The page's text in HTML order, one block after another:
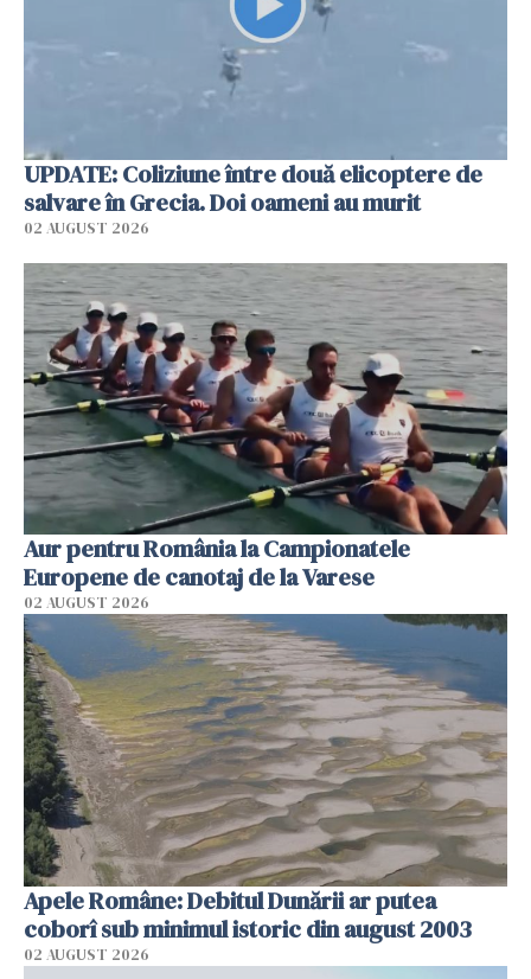
UPDATE: Coliziune între două elicoptere de
salvare în Grecia. Doi oameni au murit
02 AUGUST 2026
Aur pentru România la Campionatele
Europene de canotaj de la Varese
02 AUGUST 2026
Apele Române: Debitul Dunării ar putea
coborî sub minimul istoric din august 2003
02 AUGUST 2026